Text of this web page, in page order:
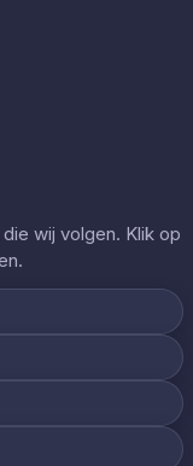
wij volgen. Klik op